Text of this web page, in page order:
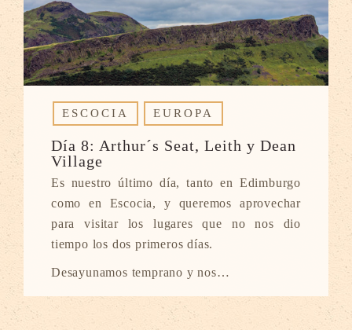
ESCOCIA EUROPA
Día 8: Arthur´s Seat, Leith y Dean
Village
Es nuestro último día, tanto en Edimburgo
como en Escocia, y queremos aprovechar
para visitar los lugares que no nos dio
tiempo los dos primeros días.
Desayunamos temprano y nos…